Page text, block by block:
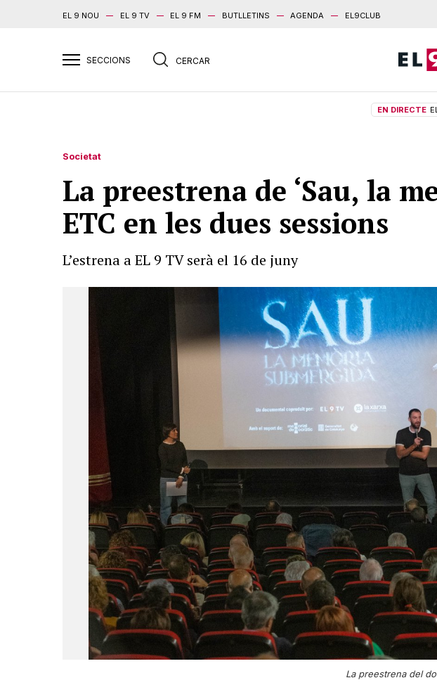
EL 9 NOU EL 9 TV EL 9 FM BUTLLETINS AGENDA EL9CLUB
EN DIRECTE
Societat
La preestrena de ‘Sau, la
ETC en les dues sessions
L’estrena a EL 9 TV serà el 16 de juny
La preestrena del